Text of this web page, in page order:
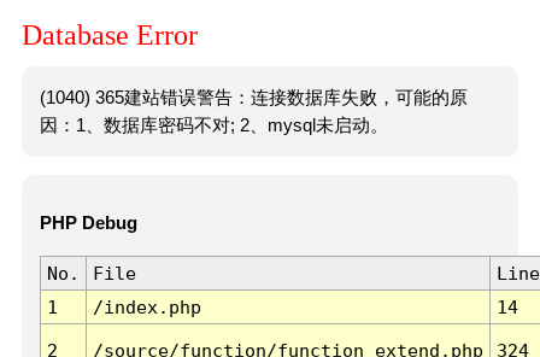
Database Error
(1040) 365建站错误警告：连接数据库失败，可能的原
因：1、数据库密码不对; 2、mysql未启动。
PHP Debug
No. File
Line
1
/index.php 14
2 /source/function/function_extend.php 324